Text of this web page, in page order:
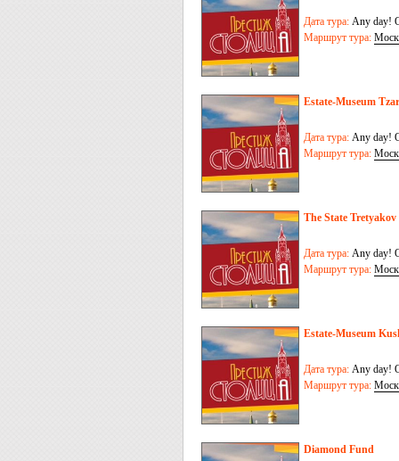
Дата тура: Any day!
Маршрут тура:
Estate-Museum
Дата тура: Any day!
Маршрут тура:
The State Tretyakov
Дата тура: Any day!
Маршрут тура:
Estate-Museum
Дата тура: Any day!
Маршрут тура:
Diamond Fund